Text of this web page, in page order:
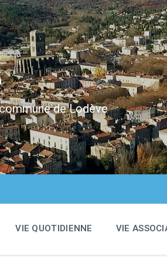
de Lodève
VIE QUOTIDIENNE VIE